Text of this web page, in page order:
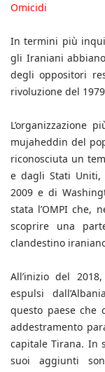
Omicidi
In termini più
gli Iraniani
degli oppositori
rivoluzione del
L’organizzazione
mujaheddin del
riconosciuta un
e dagli Stati Uniti,
2009 e di
stata l’OMPI che,
scoprire una
clandestino
All’inizio del
espulsi
questo paese che
addestramento
capitale Tirana. In
suoi aggiunti